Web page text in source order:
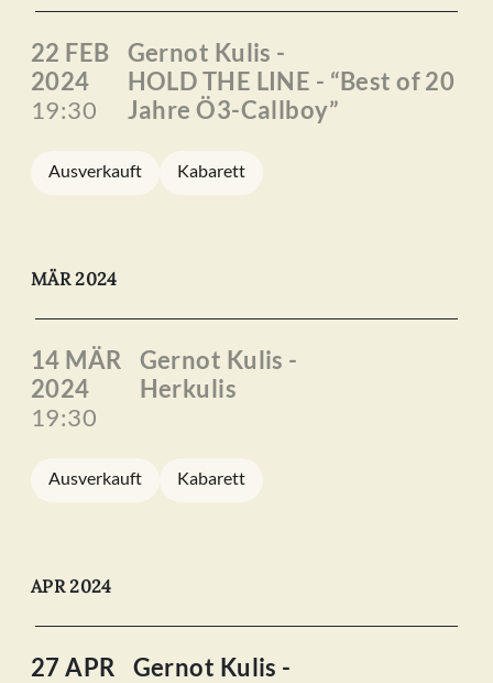
22 FEB
2024
19:30
Gernot Kulis -
HOLD THE LINE - “Best of 20
Jahre Ö3-Callboy”
Ausverkauft Kabarett
MÄR 2024
14 MÄR
2024
19:30
Gernot Kulis -
Herkulis
Ausverkauft Kabarett
APR 2024
27 APR
Gernot Kulis -